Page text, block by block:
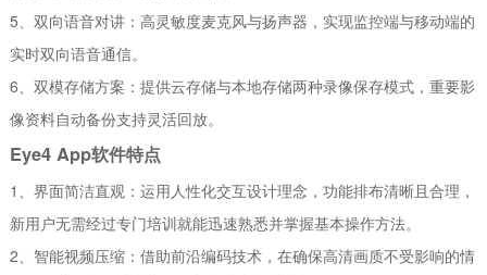
5、双向语音对讲：高灵敏度麦克风与扬声器，实现监控端与移动端的
实时双向语音通信。
6、双模存储方案：提供云存储与本地存储两种录像保存模式，重要影
像资料自动备份支持灵活回放。
Eye4 App软件特点
1、界面简洁直观：运用人性化交互设计理念，功能排布清晰且合理，
新用户无需经过专门培训就能迅速熟悉并掌握基本操作方法。
2、智能视频压缩：借助前沿编码技术，在确保高清画质不受影响的情